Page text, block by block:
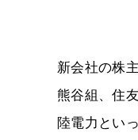
新会社の株
熊谷組、住
陸電力とい